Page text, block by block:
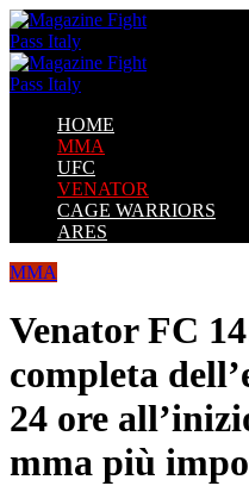
HOME
MMA
UFC
VENATOR
CAGE WARRIORS
ARES
MMA
Venator FC
completa
24 ore
mma più